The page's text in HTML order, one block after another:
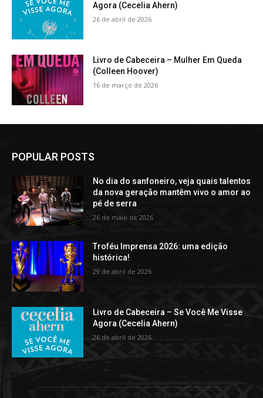
Agora (Cecelia Ahern)
26 de abril de 2026
Livro de Cabeceira – Mulher Em Queda
(Colleen Hoover)
16 de março de 2026
POPULAR POSTS
No dia do sanfoneiro, veja quais talentos
da nova geração mantêm vivo o amor ao
pé de serra
26 de maio de 2026
Troféu Imprensa 2026: uma edição
histórica!
29 de abril de 2026
Livro de Cabeceira – Se Você Me Visse
Agora (Cecelia Ahern)
26 de abril de 2026